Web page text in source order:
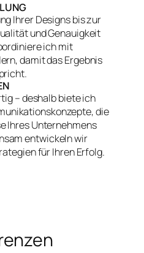
Ihrer Designs bis zur
und Genauigkeit
ich mit
damit das Ergebnis
– deshalb biete ich
die
Ihres Unternehmens
entwickeln wir
für Ihren Erfolg.